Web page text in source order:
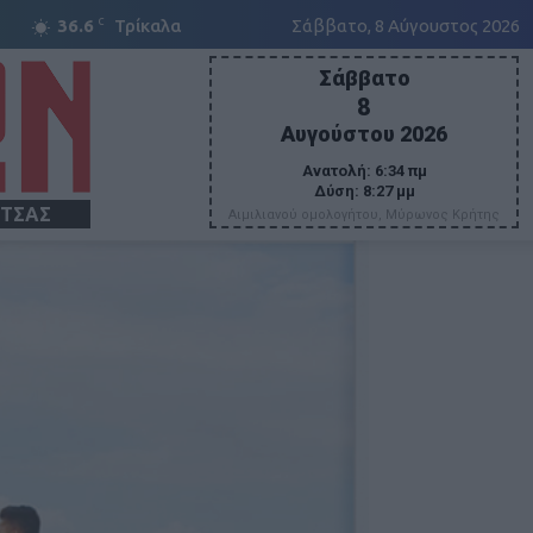
36.6 C Τρίκαλα Σάββατο, 8 Αύγουστος 2026
Σάββατο
8
Αυγούστου 2026
Ανατολή: 6:34 πμ
Δύση: 8:27 μμ
Αιμιλιανού ομολογήτου, Μύρωνος Κρήτης